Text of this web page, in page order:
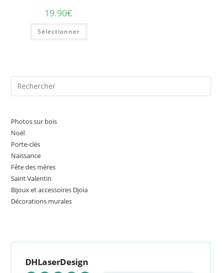
19.90€
Sélectionner
Photos sur bois
Noël
Porte-clés
Naissance
Fête des mères
Saint Valentin
Bijoux et accessoires Djoìa
Décorations murales
DHLaserDesign